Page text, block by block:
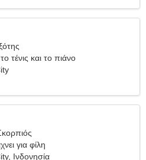
τένις και το πιάνο
για φίλη
Ινδονησία